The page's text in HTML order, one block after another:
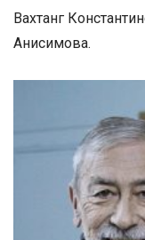
Вахтанг
Анисимова.